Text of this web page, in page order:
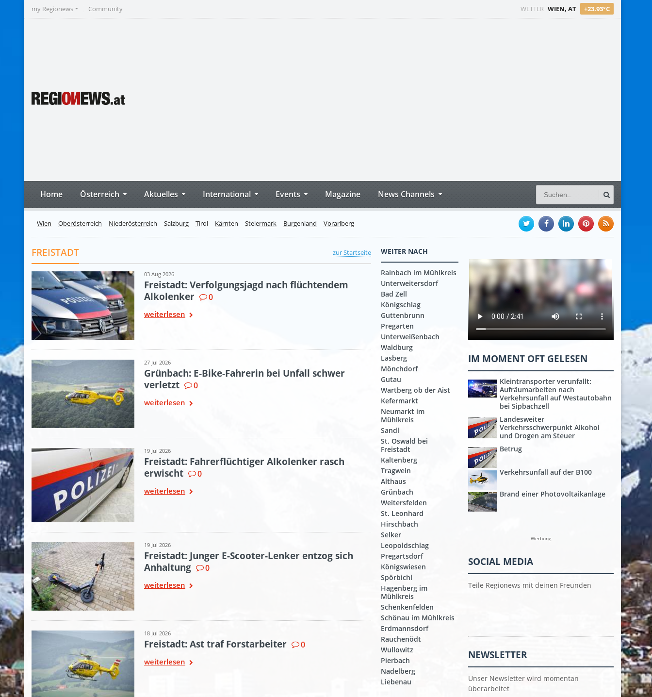
WETTER WIEN, AT +23.93°C
my Regionews Community
Home Österreich Aktuelles International Events Magazine News Channels
Wien Oberösterreich Niederösterreich Salzburg Tirol Kärnten Steiermark Burgenland Vorarlberg
zur Startseite
FREISTADT
03 Aug 2026
Freistadt: Verfolgungsjagd nach flüchtendem
Alkolenker
0
weiterlesen
27 Jul 2026
Grünbach: E-Bike-Fahrerin bei Unfall schwer
verletzt
0
weiterlesen
19 Jul 2026
Freistadt: Fahrerflüchtiger Alkolenker rasch
erwischt
0
weiterlesen
19 Jul 2026
Freistadt: Junger E-Scooter-Lenker entzog sich
Anhaltung
0
weiterlesen
18 Jul 2026
Freistadt: Ast traf Forstarbeiter 0
weiterlesen
WEITER NACH
Rainbach im Mühlkreis
Unterweitersdorf
Bad Zell
Königschlag
Guttenbrunn
Pregarten
Unterweißenbach
Waldburg
Lasberg
Mönchdorf
Gutau
Wartberg ob der Aist
Kefermarkt
Neumarkt im
Mühlkreis
Sandl
St. Oswald bei
Freistadt
Kaltenberg
Tragwein
Althaus
Grünbach
Weitersfelden
St. Leonhard
Hirschbach
Selker
Leopoldschlag
Pregartsdorf
Königswiesen
Spörbichl
Hagenberg im
Mühlkreis
Schenkenfelden
Schönau im Mühlkreis
Erdmannsdorf
Rauchenödt
Wullowitz
Pierbach
Nadelberg
Liebenau
IM MOMENT OFT GELESEN
Kleintransporter verunfallt:
Aufräumarbeiten nach
Verkehrsunfall auf Westautobahn
bei Sipbachzell
Landesweiter
Verkehrsschwerpunkt Alkohol
und Drogen am Steuer
Betrug
Verkehrsunfall auf der B100
Brand einer Photovoltaikanlage
Werbung
SOCIAL MEDIA
Teile Regionews mit deinen Freunden
NEWSLETTER
Unser Newsletter wird momentan
überarbeitet